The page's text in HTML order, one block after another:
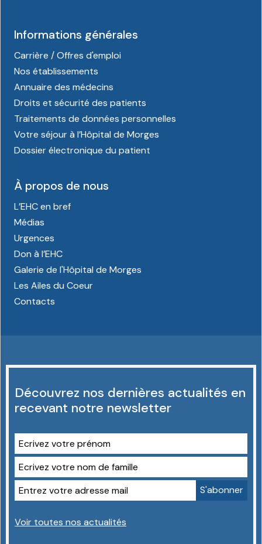
Informations générales
Carrière / Offres d'emploi
Nos établissements
Annuaire des médecins
Droits et sécurité des patients
Traitements de données personnelles
Votre séjour à l’Hôpital de Morges
Dossier électronique du patient
À propos de nous
L’EHC en bref
Médias
Urgences
Don à l’EHC
Galerie de l'Hôpital de Morges
Les Ailes du Coeur
Contacts
Découvrez nos dernières actualités en
recevant notre newsletter
Voir toutes nos actualités